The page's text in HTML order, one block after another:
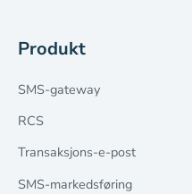
Produkt
SMS-gateway
RCS
Transaksjons-e-post
SMS-markedsføring